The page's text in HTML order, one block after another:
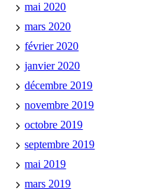
mai 2020
mars 2020
février 2020
janvier 2020
décembre 2019
novembre 2019
octobre 2019
septembre 2019
mai 2019
mars 2019